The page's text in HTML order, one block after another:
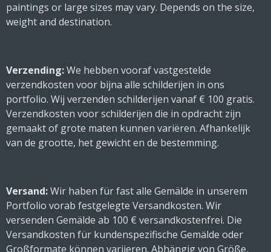
paintings or large sizes may vary. Depends on the size,
weight and destination.
Verzending:We hebben vooraf vastgestelde
verzendkosten voor bijna alle schilderijen in ons
portfolio. Wij verzenden schilderijen vanaf € 100 gratis.
Verzendkosten voor schilderijen die in opdracht zijn
gemaakt of grote maten kunnen variëren. Afhankelijk
van de grootte, het gewicht en de bestemming.
Versand:Wir haben für fast alle Gemälde in unserem
Portfolio vorab festgelegte Versandkosten. Wir
versenden Gemälde ab 100 € versandkostenfrei. Die
Versandkosten für kundenspezifische Gemälde oder
Großformate können variieren. Abhängig von Größe,